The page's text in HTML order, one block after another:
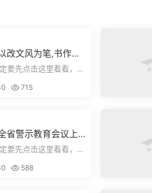
改文风为笔,书作风
要先点击这里看看，欢
715
省警示教育会议上
要先点击这里看看，欢
588